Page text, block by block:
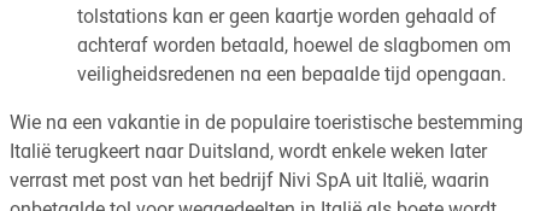
tolstations kan er geen kaartje worden gehaald of
achteraf worden betaald, hoewel de slagbomen om
veiligheidsredenen na een bepaalde tijd opengaan.
Wie na een vakantie in de populaire toeristische bestemming
Italië terugkeert naar Duitsland, wordt enkele weken later
verrast met post van het bedrijf Nivi SpA uit Italië, waarin